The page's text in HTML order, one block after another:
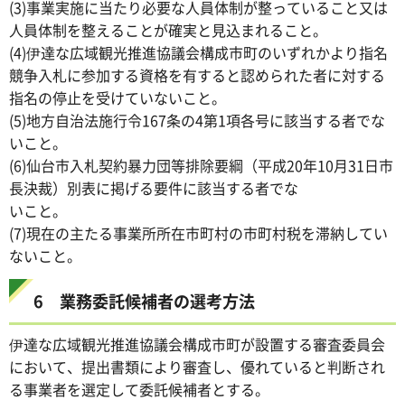
(3)事業実施に当たり必要な人員体制が整っていること又は
人員体制を整えることが確実と見込まれること。
(4)伊達な広域観光推進協議会構成市町のいずれかより指名
競争入札に参加する資格を有すると認められた者に対する
指名の停止を受けていないこと。
(5)地方自治法施行令167条の4第1項各号に該当する者でな
いこと。
(6)仙台市入札契約暴力団等排除要綱（平成20年10月31日市
長決裁）別表に掲げる要件に該当する者でな
いこと。
(7)現在の主たる事業所所在市町村の市町村税を滞納してい
ないこと。
6 業務委託候補者の選考方法
伊達な広域観光推進協議会構成市町が設置する審査委員会
において、提出書類により審査し、優れていると判断され
る事業者を選定して委託候補者とする。